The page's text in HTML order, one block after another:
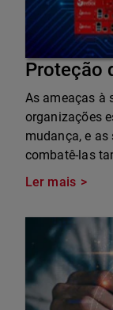
Proteção
As ameaças à
organizações
mudança, e
combatê-las
Ler mais